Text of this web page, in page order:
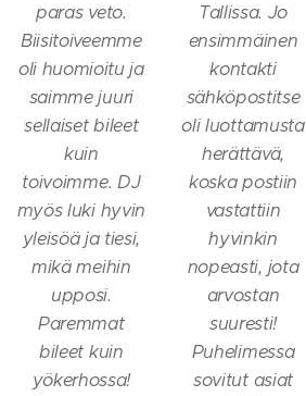
paras veto.
Biisitoiveemme
oli huomioitu ja
saimme juuri
sellaiset bileet
kuin
toivoimme. DJ
myös luki hyvin
yleisöä ja tiesi,
mikä meihin
upposi.
Paremmat
bileet kuin
yökerhossa!
Tallissa. Jo
ensimmäinen
kontakti
sähköpostitse
oli luottamusta
herättävä,
koska postiin
vastattiin
hyvinkin
nopeasti, jota
arvostan
suuresti!
Puhelimessa
sovitut asiat